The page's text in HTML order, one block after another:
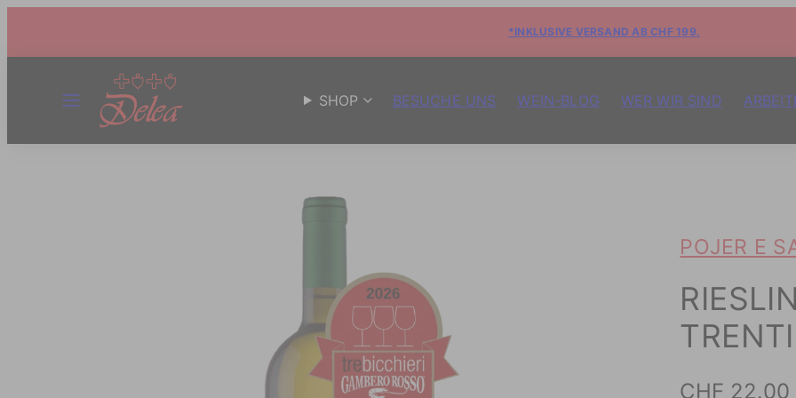
*INKLUSIVE VERSAND AB CHF 199.
SHOP BESUCHE UNS WEIN-BLOG WER WIR SIND
POJER E
Preis
CHF 22.00